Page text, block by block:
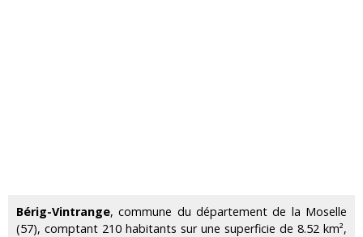
Bérig-Vintrange, commune du département de la Moselle
(57), comptant 210 habitants sur une superficie de 8.52 km²,